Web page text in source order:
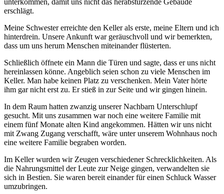
erschlägt.
Meine Schwester erreichte den Keller als erste, meine Eltern und ich
hinterdrein. Unsere Ankunft war geräuschvoll und wir bemerkten,
dass um uns herum Menschen miteinander flüsterten.
Schließlich öffnete ein Mann die Türen und sagte, dass er uns nicht
hereinlassen könne. Angeblich seien schon zu viele Menschen im
Keller. Man habe keinen Platz zu verschenken. Mein Vater hörte
ihm gar nicht erst zu. Er stieß in zur Seite und wir gingen hinein.
In dem Raum hatten zwanzig unserer Nachbarn Unterschlupf
gesucht. Mit uns zusammen war noch eine weitere Familie mit
einem fünf Monate alten Kind angekommen. Hätten wir uns nicht
mit Zwang Zugang verschafft, wäre unter unserem Wohnhaus noch
eine weitere Familie begraben worden.
Im Keller wurden wir Zeugen verschiedener Schrecklichkeiten. Als
die Nahrungsmittel der Leute zur Neige gingen, verwandelten sie
sich in Bestien. Sie waren bereit einander für einen Schluck Wasser
umzubringen.